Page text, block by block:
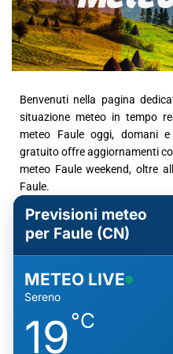
Benvenuti nella pagina
situazione meteo in tempo
meteo Faule oggi, domani
gratuito offre aggiornamenti
meteo Faule weekend, oltre
Faule.
Previsioni meteo
per Faule (CN)
METEO LIVE
Sereno
19°C